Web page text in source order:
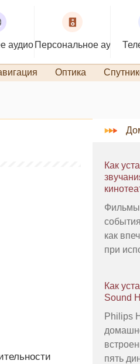
аудио Персональное аудио
Оптика
Как
Фильмы
как
при
среды,
High-
Как
Sound
Philips
пять